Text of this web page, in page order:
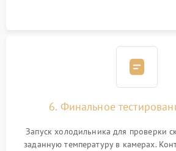
6. Финальное
Запуск холодильника для проверки
заданную температуру в камерах.